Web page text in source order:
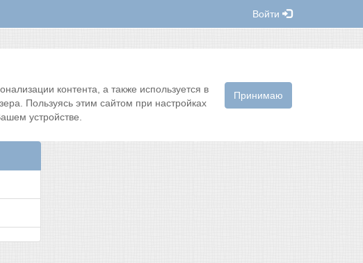
Войти
Принимаю
контента, а также используется в
Пользуясь этим сайтом при настройках
устройстве.